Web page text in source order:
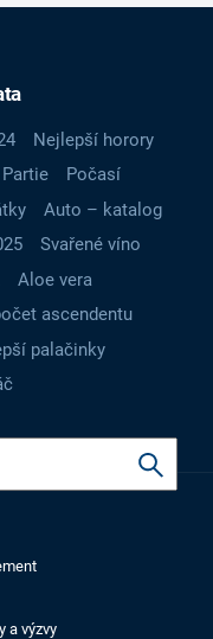
Nejlepší horory
Partie
Počasí
Auto – katalog
Svařené víno
Aloe vera
ascendentu
palačinky
a výzvy